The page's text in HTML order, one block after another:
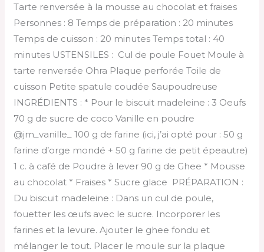
Tarte renversée à la mousse au chocolat et fraises
Personnes : 8 Temps de préparation : 20 minutes
Temps de cuisson : 20 minutes Temps total : 40
minutes USTENSILES : Cul de poule Fouet Moule à
tarte renversée Ohra Plaque perforée Toile de
cuisson Petite spatule coudée Saupoudreuse
INGRÉDIENTS : * Pour le biscuit madeleine : 3 Oeufs
70 g de sucre de coco Vanille en poudre
@jm_vanille_ 100 g de farine (ici, j’ai opté pour : 50 g
farine d’orge mondé + 50 g farine de petit épeautre)
1 c. à café de Poudre à lever 90 g de Ghee * Mousse
au chocolat * Fraises * Sucre glace PRÉPARATION :
Du biscuit madeleine : Dans un cul de poule,
fouetter les œufs avec le sucre. Incorporer les
farines et la levure. Ajouter le ghee fondu et
mélanger le tout. Placer le moule sur la plaque